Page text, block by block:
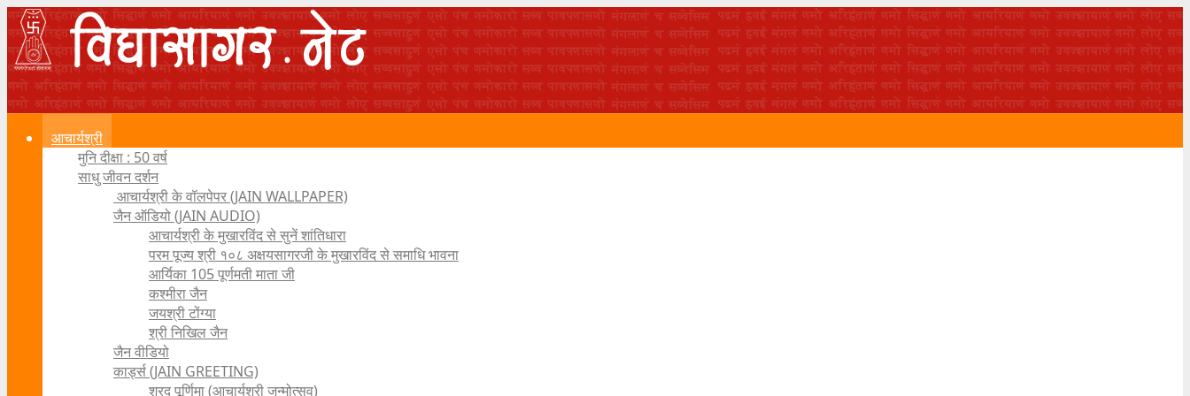
आचार्यश्री
मुनि दीक्षा : 50 वर्ष
साधु जीवन दर्शन
आचार्यश्री के वॉलपेपर (JAIN WALLPAPER)
जैन ऑडियो (JAIN AUDIO)
आचार्यश्री के मुखारविंद से सुनें शांतिधारा
परम पूज्य श्री १०८ अक्षयसागरजी के मुखारविंद से समाधि भावना
आर्यिका 105 पूर्णमती माता जी
कश्मीरा जैन
जयश्री टोंग्या
श्री निखिल जैन
जैन वीडियो
कार्ड्स (JAIN GREETING)
शरद पूर्णिमा (आचार्यश्री जन्मोत्सव)